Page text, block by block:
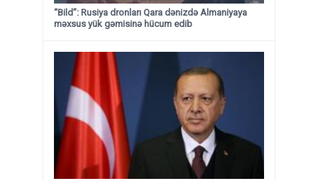
“Bild”: Rusiya dronları Qara dənizdə Almaniyaya
məxsus yük gəmisinə hücum edib